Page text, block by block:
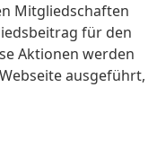
Mitgliedschaften
für den
Aktionen werden
ausgeführt,